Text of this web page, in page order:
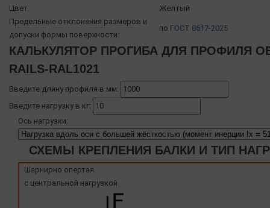
Цвет:
Желтый
Предельные отклонения размеров и
допуски формы поверхности:
по ГОСТ 8617-2025
КАЛЬКУЛЯТОР ПРОГИБА ДЛЯ ПРОФИЛЯ
RAILS-RAL1021
Введите длину профиля в мм:
Введите нагрузку в кг:
Ось нагрузки:
СХЕМЫ КРЕПЛЕНИЯ БАЛКИ И ТИП
Шарнирно опертая
с центральной нагрузкой